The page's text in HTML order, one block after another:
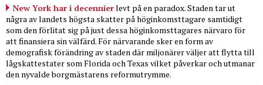
New York har i decennierlevt på en paradox. Staden tar ut
några av landets högsta skatter på höginkomsttagare samtidigt
som den förlitat sig på just dessa höginkomsttagares närvaro för
att finansiera sin välfärd. För närvarande sker en form av
demografisk förändring av staden där miljonärer väljer att flytta till
lågskattestater som Florida och Texas vilket påverkar och utmanar
den nyvalde borgmästarens reformutrymme.